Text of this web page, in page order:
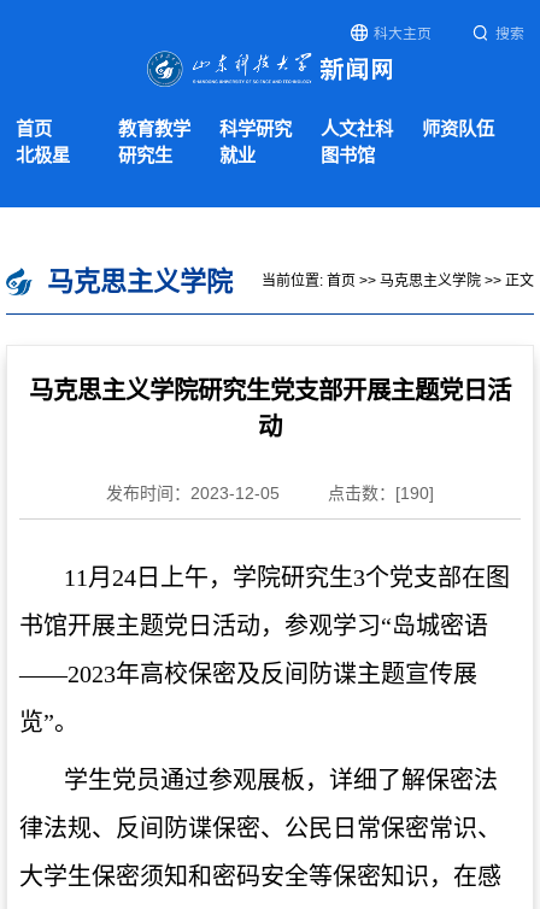
科大主页 搜索
首页 教育教学 科学研究 人文社科
师资队伍
北极星
研究生 就业 图书馆
马克思主义学院 当前位置: 首页 >> 马克思主义学院 >> 正文
马克思主义学院研究生党支部开展主题党日活
动
发布时间：2023-12-05 点击数：[190]
11月24日上午，学院研究生3个党支部在图
书馆开展主题党日活动，参观学习“岛城密语
——2023年高校保密及反间防谍主题宣传展
览”。
学生党员通过参观展板，详细了解保密法
律法规、反间防谍保密、公民日常保密常识、
大学生保密须知和密码安全等保密知识，在感